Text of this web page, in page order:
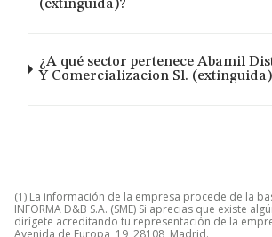
(extinguida)?
¿A qué sector pertenece Abamil
Y Comercializacion Sl.
(1) La información de la empresa procede de la
INFORMA D&B S.A. (SME) Si aprecias que existe
dirígete acreditando tu representación de la
Avenida de Europa, 19, 28108, Madrid.